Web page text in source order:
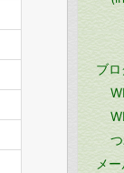
ブ
メ